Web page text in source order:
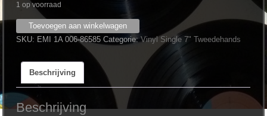
1 op voorraad
Kim
Carnes
Voyeur
aantal
Toevoegen aan winkelwagen
SKU: EMI 1A 006-86585 Categorie:Vinyl Single 7" Tweedehands
Beschrijving
Beschrijving